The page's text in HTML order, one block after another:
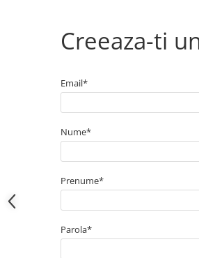
Suport etrier
Bujii incandescente
Kit lant distributie
Pompa apa
Transmisie
Kit transmisie
Curea transmisie
Creeaza-ti
Email*
Nume*
Prenume*
Parola*